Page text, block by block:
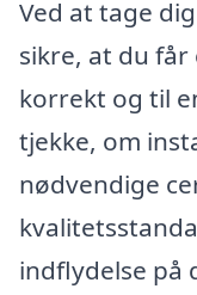
Ved at tage
sikre, at du
korrekt og til
tjekke, om
nødvendige
indflydelse på